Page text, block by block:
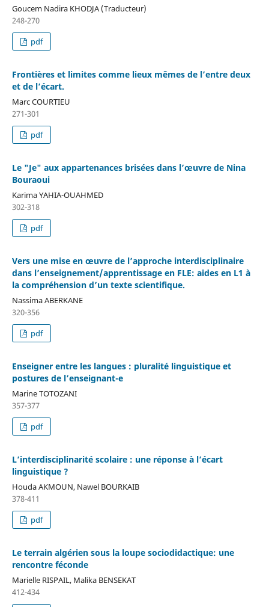
Goucem Nadira KHODJA (Traducteur)
248-270
pdf
Frontières et limites comme lieux mêmes de l’entre deux
et de l’écart.
Marc COURTIEU
271-301
pdf
Le "Je" aux appartenances brisées dans l’œuvre de Nina
Bouraoui
Karima YAHIA-OUAHMED
302-318
pdf
Vers une mise en œuvre de l’approche interdisciplinaire
dans l’enseignement/apprentissage en FLE: aides en L1 à
la compréhension d’un texte scientifique.
Nassima ABERKANE
320-356
pdf
Enseigner entre les langues : pluralité linguistique et
postures de l’enseignant-e
Marine TOTOZANI
357-377
pdf
L’interdisciplinarité scolaire : une réponse à l’écart
linguistique ?
Houda AKMOUN, Nawel BOURKAIB
378-411
pdf
Le terrain algérien sous la loupe sociodidactique: une
rencontre féconde
Marielle RISPAIL, Malika BENSEKAT
412-434